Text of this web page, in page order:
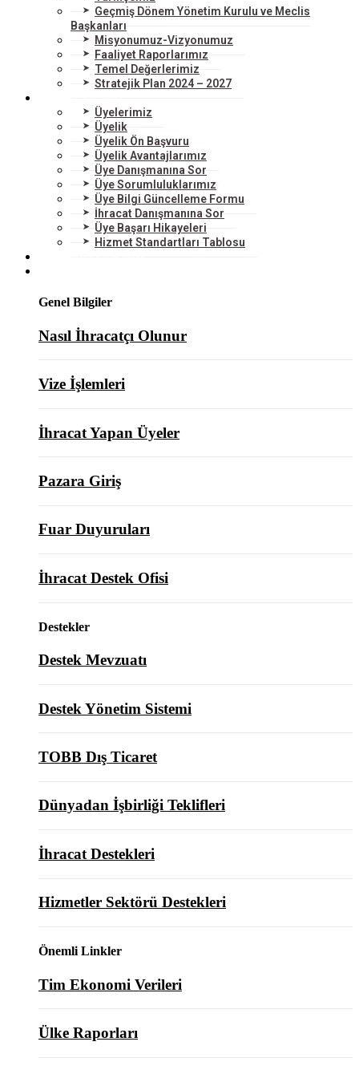
Geçmiş Dönem Yönetim Kurulu ve Meclis
Başkanları
Misyonumuz-Vizyonumuz
Faaliyet Raporlarımız
Temel Değerlerimiz
Stratejik Plan 2024 – 2027
Üyelerimiz
Üyelik
Üyelik Ön Başvuru
Üyelik Avantajlarımız
Üye Danışmanına Sor
Üye Sorumluluklarımız
Üye Bilgi Güncelleme Formu
İhracat Danışmanına Sor
Üye Başarı Hikayeleri
Hizmet Standartları Tablosu
Genel Bilgiler
Nasıl İhracatçı Olunur
Vize İşlemleri
İhracat Yapan Üyeler
Pazara Giriş
Fuar Duyuruları
İhracat Destek Ofisi
Destekler
Destek Mevzuatı
Destek Yönetim Sistemi
TOBB Dış Ticaret
Dünyadan İşbirliği Teklifleri
İhracat Destekleri
Hizmetler Sektörü Destekleri
Önemli Linkler
Tim Ekonomi Verileri
Ülke Raporları